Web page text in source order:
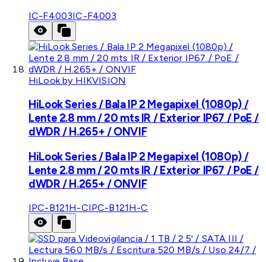
IC-F4003IC-F4003
HiLook by HIKVISION
HiLook Series / Bala IP 2 Megapixel (1080p) /
Lente 2.8 mm / 20 mts IR / Exterior IP67 / PoE /
dWDR / H.265+ / ONVIF
HiLook Series / Bala IP 2 Megapixel (1080p) /
Lente 2.8 mm / 20 mts IR / Exterior IP67 / PoE /
dWDR / H.265+ / ONVIF
IPC-B121H-CIPC-B121H-C